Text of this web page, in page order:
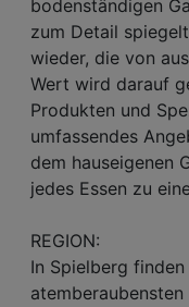
bodenständigen
zum Detail
wieder, die von
Wert wird darauf
Produkten und
umfassendes
dem hauseigenen
jedes Essen zu
REGION:
In Spielberg